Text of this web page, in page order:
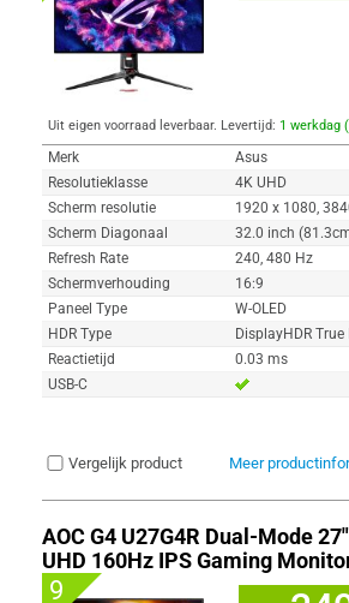
Uit eigen voorraad leverbaar. Levertijd: 1 werkdag
Merk
Asus
Resolutieklasse
4K UHD
Scherm resolutie
1920 x 1080,
Scherm Diagonaal
32.0 inch
Refresh Rate
240, 480 Hz
Schermverhouding
16:9
Paneel Type
W-OLED
HDR Type
DisplayHDR True
Reactietijd
0.03 ms
USB-C
Vergelijk product Meer
AOC G4 U27G4R Dual-Mode
UHD 160Hz IPS Gaming
9